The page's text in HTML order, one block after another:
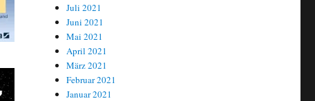
Juli 2021
Juni 2021
Mai 2021
April 2021
März 2021
Februar 2021
Januar 2021